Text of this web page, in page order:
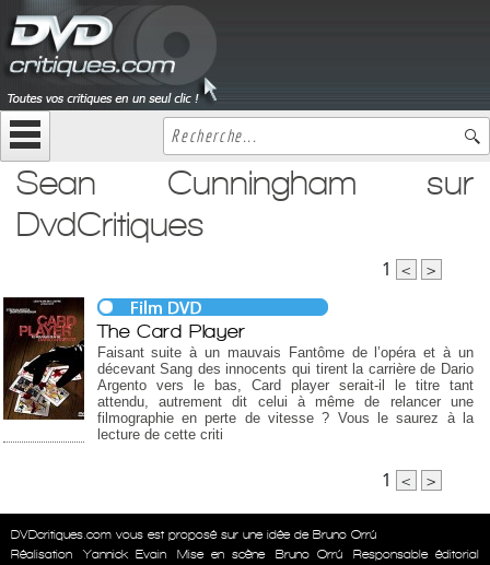
Sean Cunningham sur
DvdCritiques
1 < >
The Card Player
Faisant suite à un mauvais Fantôme de l’opéra et à un
décevant Sang des innocents qui tirent la carrière de Dario
Argento vers le bas, Card player serait-il le titre tant
attendu, autrement dit celui à même de relancer une
filmographie en perte de vitesse ? Vous le saurez à la
lecture de cette criti
1 < >
DVDcritiques.com vous est proposé sur une idée de Bruno Orrú
Réalisation
Yannick Evain Mise en scène Bruno Orrú
Responsable éditorial